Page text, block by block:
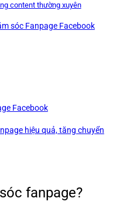
content thường xuyên
sóc Fanpage Facebook
Facebook
hiệu quả, tăng chuyển
fanpage?